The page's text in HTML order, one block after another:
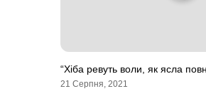
“Хіба ревуть воли, як ясла
21 Серпня, 2021